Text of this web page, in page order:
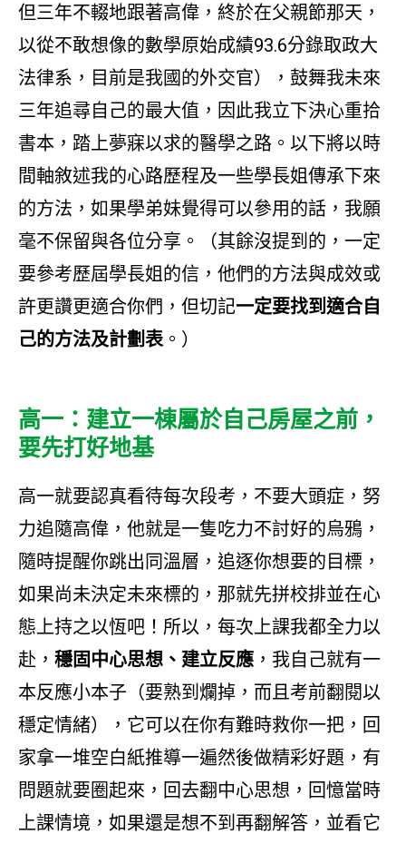
但三年不輟地跟著高偉，終於在父親節那天，
以從不敢想像的數學原始成績93.6分錄取政大
法律系，目前是我國的外交官），鼓舞我未來
三年追尋自己的最大值，因此我立下決心重拾
書本，踏上夢寐以求的醫學之路。以下將以時
間軸敘述我的心路歷程及一些學長姐傳承下來
的方法，如果學弟妹覺得可以參用的話，我願
毫不保留與各位分享。（其餘沒提到的，一定
要參考歷屆學長姐的信，他們的方法與成效或
許更讚更適合你們，但切記一定要找到適合自
己的方法及計劃表 。）
高一：建立一棟屬於自己房屋之前，
要先打好地基
高一就要認真看待每次段考，不要大頭症，努
力追隨高偉，他就是一隻吃力不討好的烏鴉，
隨時提醒你跳出同溫層，追逐你想要的目標，
如果尚未決定未來標的，那就先拼校排並在心
態上持之以恆吧！所以，每次上課我都全力以
赴， 穩固中心思想、建立反應 ，我自己就有一
本反應小本子（要熟到爛掉，而且考前翻閱以
穩定情緒），它可以在你有難時救你一把，回
家拿一堆空白紙推導一遍然後做精彩好題，有
問題就要圈起來，回去翻中心思想，回憶當時
上課情境，如果還是想不到再翻解答，並看它